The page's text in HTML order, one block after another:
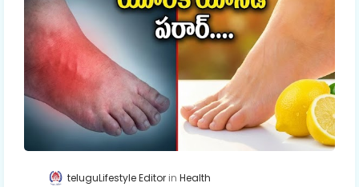
teluguLifestyle Editor Health